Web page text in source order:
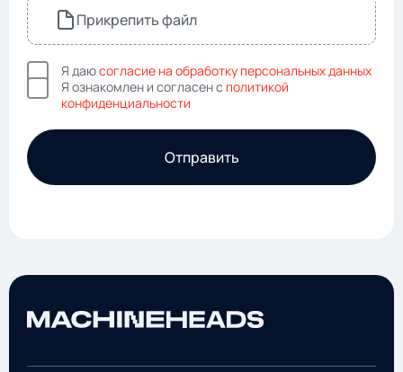
Прикрепить файл
Я даюсогласие на обработку персональных данных
Я ознакомлен и согласен с политикой
конфиденциальности
Отправить